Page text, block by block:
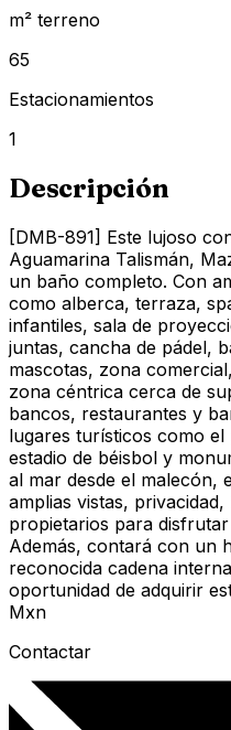
m² terreno
65
Estacionamientos
1
Descripción
[DMB-891] Este lujoso
Aguamarina Talismán,
un baño completo. Con
como alberca, terraza,
infantiles, sala de
juntas, cancha de pádel,
mascotas, zona
zona céntrica cerca de
bancos, restaurantes y
lugares turísticos como
estadio de béisbol y
al mar desde el malecón,
amplias vistas,
propietarios para
Además, contará con un
reconocida cadena
oportunidad de adquirir
Mxn
Contactar